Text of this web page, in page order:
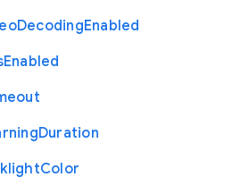
DecodingEnabled
Enabled
Duration
Color